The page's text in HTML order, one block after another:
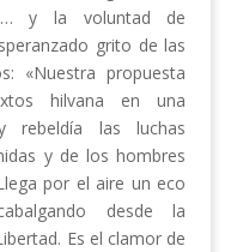
y la voluntad de
grito de las
«Nuestra propuesta
hilvana en una
rebeldía las luchas
y de los hombres
por el aire un eco
desde la
Es el clamor de